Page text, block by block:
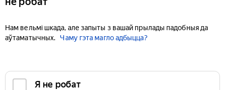
Нам вельмі шкада, але запыты з вашай прылады падобныя да
аўтаматычных.
Чаму гэта магло адбыцца?
Я не робат